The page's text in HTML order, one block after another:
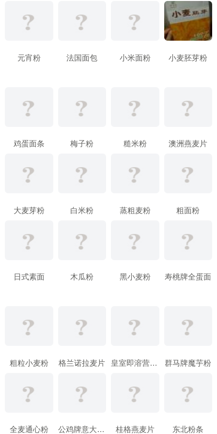
元宵粉 法国面包 小米面粉 小麦胚芽粉
鸡蛋面条 梅子粉 糙米粉 澳洲燕麦片
大麦芽粉 白米粉 蒸粗麦粉 粗面粉
日式素面 木瓜粉 黑小麦粉 寿桃牌全蛋面
粗粒小麦粉 格兰诺拉麦片 皇室即溶营养麦片 群马牌魔芋粉
全麦通心粉 公鸡牌意大利面 桂格燕麦片 东北粉条